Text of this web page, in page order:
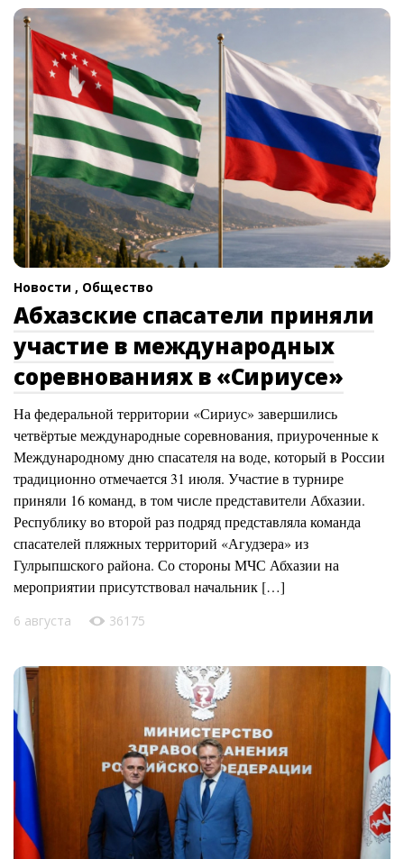
Новости , Общество
Абхазские спасатели приняли
участие в международных
соревнованиях в «Сириусе»
На федеральной территории «Сириус» завершились
четвёртые международные соревнования, приуроченные к
Международному дню спасателя на воде, который в России
традиционно отмечается 31 июля. Участие в турнире
приняли 16 команд, в том числе представители Абхазии.
Республику во второй раз подряд представляла команда
спасателей пляжных территорий «Агудзера» из
Гулрыпшского района. Со стороны МЧС Абхазии на
мероприятии присутствовал начальник […]
6 августа 36175